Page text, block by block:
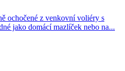
ochočené z venkovní voliéry s
jako domácí mazlíček nebo na...